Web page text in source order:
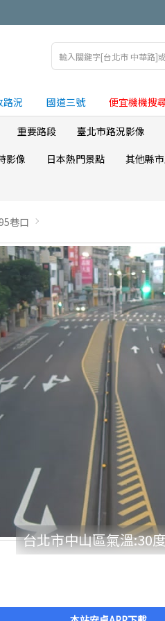
路況 國道三號 便宜機機搜
重要路段 臺北市路況影像
影像 日本熱門景點 其他縣
巷口
台北市中山區氣溫:30